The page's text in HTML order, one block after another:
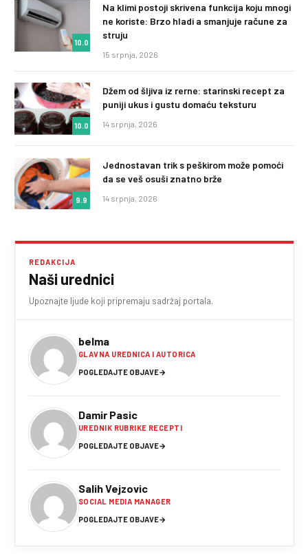
10.0
Na klimi postoji skrivena funkcija koju mnogi
ne koriste: Brzo hladi a smanjuje račune za
struju
15 srpnja, 2026
10.0
Džem od šljiva iz rerne: starinski recept za
puniji ukus i gustu domaću teksturu
14 srpnja, 2026
9.9
Jednostavan trik s peškirom može pomoći
da se veš osuši znatno brže
14 srpnja, 2026
REDAKCIJA
Naši urednici
Upoznajte ljude koji pripremaju sadržaj portala.
belma
GLAVNA UREDNICA I AUTORICA
POGLEDAJTE OBJAVE→
Damir Pasic
UREDNIK RUBRIKE RECEPTI
POGLEDAJTE OBJAVE→
Salih Vejzovic
SOCIAL MEDIA MANAGER
POGLEDAJTE OBJAVE→